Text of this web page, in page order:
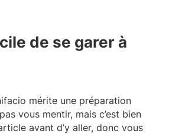
de se garer à
mérite une préparation
vous mentir, mais c’est bien
avant d’y aller, donc vous